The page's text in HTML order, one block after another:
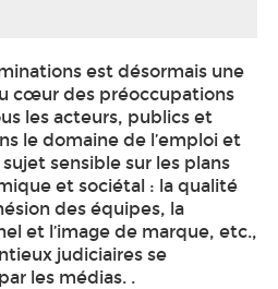
est désormais une
cœur des préoccupations
les acteurs, publics et
le domaine de l’emploi et
sujet sensible sur les plans
et sociétal : la qualité
des équipes, la
et l’image de marque, etc.,
judiciaires se
les médias. .